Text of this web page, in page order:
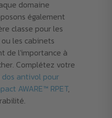
domaine
également
classe pour les
les cabinets
de l'importance à
Complétez votre
dos antivol pour
AWARE™ RPET,